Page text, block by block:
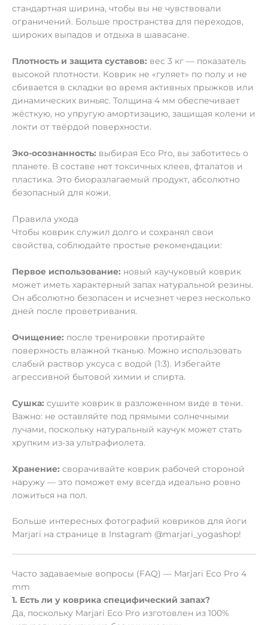
стандартная ширина, чтобы вы не чувствовали
ограничений. Больше пространства для переходов,
широких выпадов и отдыха в шавасане.
Плотность и защита суставов: вес 3 кг — показатель
высокой плотности. Коврик не «гуляет» по полу и не
сбивается в складки во время активных прыжков или
динамических виньяс. Толщина 4 мм обеспечивает
жёсткую, но упругую амортизацию, защищая колени и
локти от твёрдой поверхности.
Эко-осознанность: выбирая Eco Pro, вы заботитесь о
планете. В составе нет токсичных клеев, фталатов и
пластика. Это биоразлагаемый продукт, абсолютно
безопасный для кожи.
Правила ухода
Чтобы коврик служил долго и сохранял свои
свойства, соблюдайте простые рекомендации:
Первое использование: новый каучуковый коврик
может иметь характерный запах натуральной резины.
Он абсолютно безопасен и исчезнет через несколько
дней после проветривания.
Очищение: после тренировки протирайте
поверхность влажной тканью. Можно использовать
слабый раствор уксуса с водой (1:3). Избегайте
агрессивной бытовой химии и спирта.
Сушка: сушите коврик в разложенном виде в тени.
Важно: не оставляйте под прямыми солнечными
лучами, поскольку натуральный каучук может стать
хрупким из-за ультрафиолета.
Хранение: сворачивайте коврик рабочей стороной
наружу — это поможет ему всегда идеально ровно
ложиться на пол.
Больше интересных фотографий ковриков для йоги
Marjari на странице в Instagram @marjari_yogashop!
Часто задаваемые вопросы (FAQ) — Marjari Eco Pro 4
mm
1. Есть ли у коврика специфический запах?
Да, поскольку Marjari Eco Pro изготовлен из 100%